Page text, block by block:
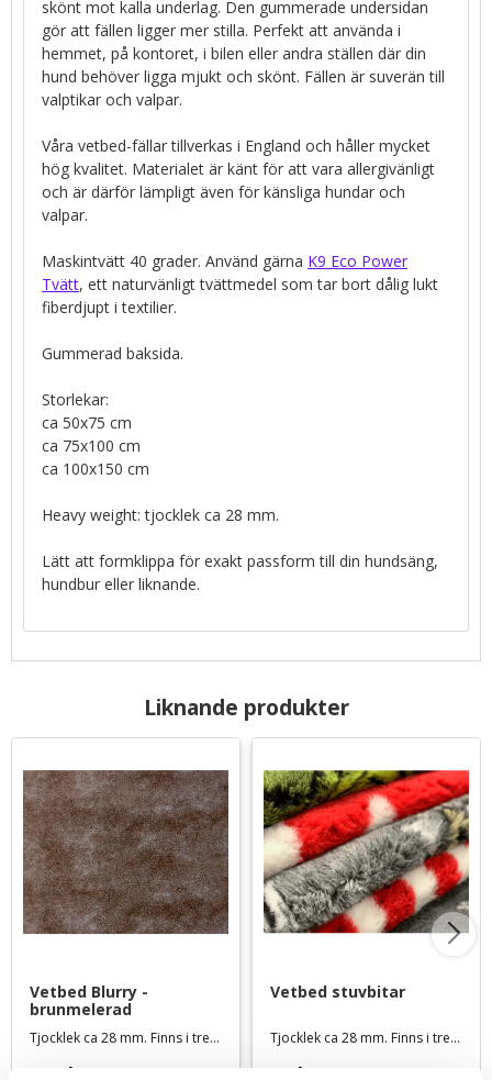
skönt mot kalla underlag. Den gummerade undersidan
gör att fällen ligger mer stilla. Perfekt att använda i
hemmet, på kontoret, i bilen eller andra ställen där din
hund behöver ligga mjukt och skönt. Fällen är suverän till
valptikar och valpar.
Våra vetbed-fällar tillverkas i England och håller mycket
hög kvalitet. Materialet är känt för att vara allergivänligt
och är därför lämpligt även för känsliga hundar och
valpar.
Maskintvätt 40 grader. Använd gärna K9 Eco Power
Tvätt, ett naturvänligt tvättmedel som tar bort dålig lukt
fiberdjupt i textilier.
Gummerad baksida.
Storlekar:
ca 50x75 cm
ca 75x100 cm
ca 100x150 cm
Heavy weight: tjocklek ca 28 mm.
Lätt att formklippa för exakt passform till din hundsäng,
hundbur eller liknande.
Liknande produkter
Vetbed Blurry -
brunmelerad
Tjocklek ca 28 mm. Finns i tre storlekar
Vetbed stuvbitar
Tjocklek ca 28 mm. Finns i tre storlekar